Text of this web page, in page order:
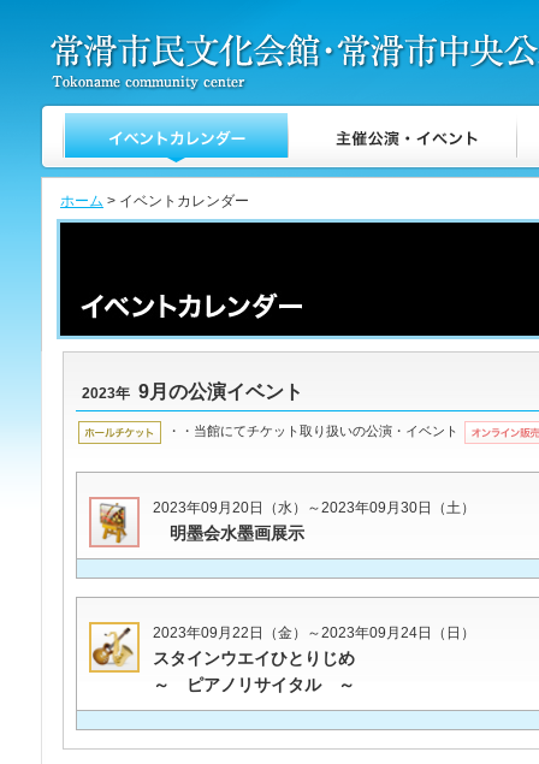
ホーム > イベントカレンダー
2023年 9月の公演イベント
・・当館にてチケット取り扱いの公演・イベント
2023年09月20日（水）～2023年09月30日（土）
明墨会水墨画展示
2023年09月22日（金）～2023年09月24日（日）
スタインウエイひとりじめ
～ ピアノリサイタル ～